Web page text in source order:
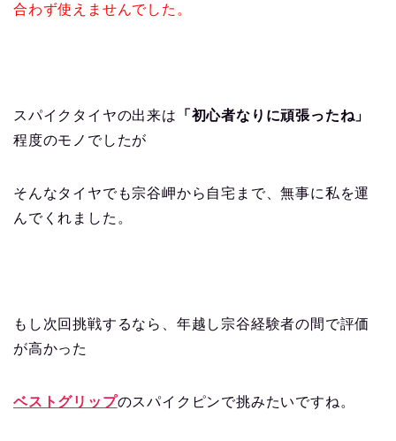
合わず使えませんでした。
スパイクタイヤの出来は
「初心者なりに頑張ったね」
程度のモノでしたが
そんなタイヤでも宗谷岬から自宅まで、無事に私を運
んでくれました。
もし次回挑戦するなら、年越し宗谷経験者の間で評価
が高かった
ベストグリップのスパイクピンで挑みたいですね。